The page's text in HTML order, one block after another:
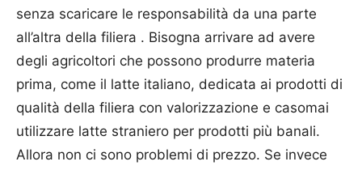
senza scaricare le responsabilità da una parte
all’altra della filiera . Bisogna arrivare ad avere
degli agricoltori che possono produrre materia
prima, come il latte italiano, dedicata ai prodotti di
qualità della filiera con valorizzazione e casomai
utilizzare latte straniero per prodotti più banali.
Allora non ci sono problemi di prezzo. Se invece